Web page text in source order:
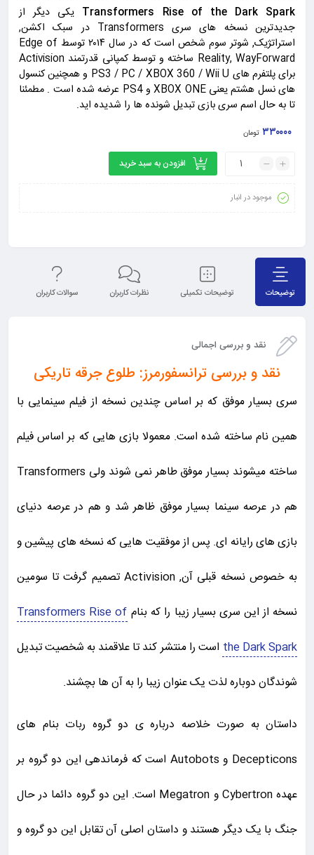
Transformers Rise of the Dark Spark یکی دیگر از
جدیدترین نسخه های سری Transformers در سبک اکشن,
استراتژیک, شوتر سوم شخص است که در سال ۲۰۱۴ توسط Edge of
Reality, WayForward ساخته و توسط کمپانی قدرتمند Activision
برای پلتفرم های PS3 / PC / XBOX 360 / Wii U و همچنین کنسول
های نسل هشتم یعنی XBOX ONE و PS4 عرضه شده است . مطمئنا
تا به حال اسم سری بازی تبدیل شونده ها را شدیده اید.
۳۳۰۰۰۰ تومان
افزودن به سبد خرید
موجود در انبار
توضیحات توضیحات تکمیلی نظرات کاربران سوالات کاربران
نقد و بررسی اجمالی
نقد و بررسی ترانسفورمرز: طلوع جرقه تاریکی
سری بسیار موفق که بر اساس چندین نسخه از فیلم سینمایی با
همین نام ساخته شده است. معمولا بازی هایی که بر اساس فیلم
ساخته میشوند بسیار موفق طاهر نمی شوند ولی Transformers
هم در عرصه سینما بسیار موفق ظاهر شد و هم در عرصه دنیای
بازی های رایانه ای. پس از موفقیت هایی که نسخه های پیشین و
به خصوص نسخه قبلی آن, Activision تصمیم گرفت تا سومین
نسخه از این سری بسیار زیبا را که بنام Transformers Rise of
the Dark Spark است را منتشر کند تا علاقمند به شخصیت تبدیل
شوندگان دوباره لذت یک عنوان زیبا را به آن ها بچشند.
داستان به صورت خلاصه درباره ی دو گروه ربات بنام های
Decepticons و Autobots است که فرماندهی این دو گروه بر
عهده Cybertron و Megatron است. این دو گروه دائما در حال
جنگ با یک دیگر هستند و داستان اصلی آن تقابل این دو گروه و